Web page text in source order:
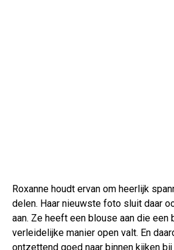
Roxanne houdt ervan om heerlijk
delen. Haar nieuwste foto sluit daar
aan. Ze heeft een blouse aan die een
verleidelijke manier open valt. En
ontzettend goed naar binnen kijken